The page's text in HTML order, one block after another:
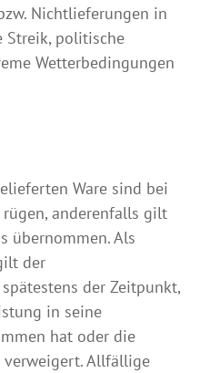
Nichtlieferungen in
Streik, politische
Wetterbedingungen
Ware sind bei
anderenfalls gilt
übernommen. Als
der
der Zeitpunkt,
in seine
hat oder die
verweigert. Allfällige